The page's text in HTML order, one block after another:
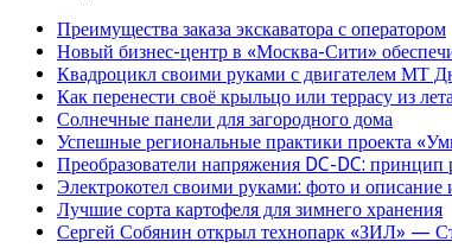
Преимущества заказа экскаватора с оператором
Новый бизнес-центр в «Москва-Сити»
Квадроцикл своими руками с двигателем МТ
Как перенести своё крыльцо или террасу из
Солнечные панели для загородного дома
Успешные региональные практики проекта
Преобразователи напряжения DC-DC:
Электрокотел своими руками: фото и описание
Лучшие сорта картофеля для зимнего хранения
Сергей Собянин открыл технопарк «ЗИЛ» —